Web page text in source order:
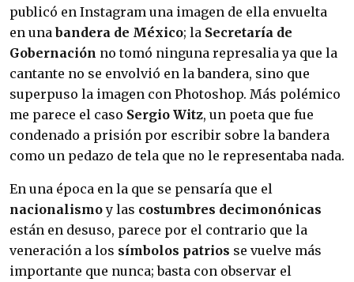
publicó en Instagram una imagen de ella envuelta
en unabandera de México; la Secretaría de
Gobernación no tomó ninguna represalia ya que la
cantante no se envolvió en la bandera, sino que
superpuso la imagen con Photoshop. Más polémico
me parece el caso Sergio Witz, un poeta que fue
condenado a prisión por escribir sobre la bandera
como un pedazo de tela que no le representaba nada.
En una época en la que se pensaría que el
nacionalismoy las costumbres decimonónicas
están en desuso, parece por el contrario que la
veneración a los símbolos patrios se vuelve más
importante que nunca; basta con observar el